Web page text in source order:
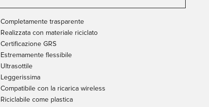
Completamente trasparente
Realizzata con materiale riciclato
Certificazione GRS
Estremamente flessibile
Ultrasottile
Leggerissima
Compatibile con la ricarica wireless
Riciclabile come plastica